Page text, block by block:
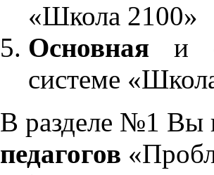
«Школа 2100»
Основнаяи
системе
В разделе №1 Вы
педагогов